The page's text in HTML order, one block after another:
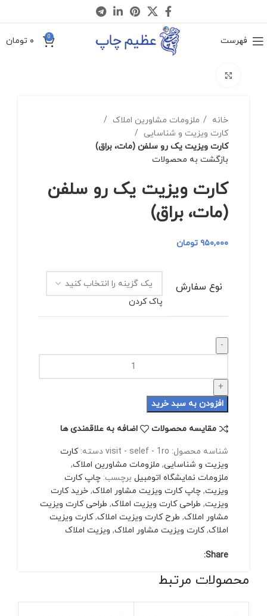
فهرست 0 ۰ تومان
خانه
ملزومات مشاورین املاک
کارت ویزیت و شناسایی
کارت ویزیت یک رو سلفن (مات، براق)
بازگشت به محصولات
کارت ویزیت یک رو سلفن
(مات، براق)
۹۵۰,۰۰۰ تومان
نوع سفارش
پاک کردن
یک
رو
سلفن
(مات،
عدد
افزودن به سبد خرید
مقایسه محصولات اضافه به علاقمندی ها
شناسه محصول: visit - selef - 1ro دسته: کارت
ویزیت و شناسایی, ملزومات مشاورین املاک,
ملزومات نمایشگاه اتومبیل برچسب: چاپ کارت
ویزیت, چاپ کارت ویزیت مشاور املاک, خرید کارت
ویزیت, طراحی کارت ویزیت املاک, طراحی کارت ویزیت
مشاور املاک, طرح کارت ویزیت املاک, کارت ویزیت
املاک, کارت ویزیت مشاور املاک, ویزیت املاک
Share:
محصولات مرتبط